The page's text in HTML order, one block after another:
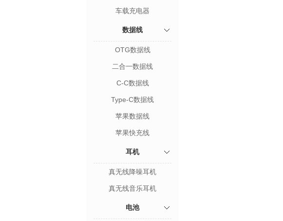
车载充电器
数据线
OTG数据线
二合一数据线
C-C数据线
Type-C数据线
苹果数据线
苹果快充线
耳机
真无线降噪耳机
真无线音乐耳机
电池